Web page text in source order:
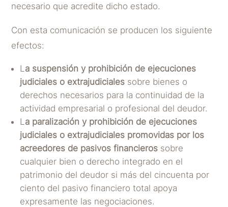
necesario que acredite dicho estado.
Con esta comunicación se producen los siguiente
efectos:
L a suspensión y prohibición de ejecuciones
judiciales o extrajudiciales sobre bienes o
derechos necesarios para la continuidad de la
actividad empresarial o profesional del deudor.
L a paralización y prohibición de ejecuciones
judiciales o extrajudiciales promovidas por los
acreedores de pasivos financieros sobre
cualquier bien o derecho integrado en el
patrimonio del deudor si más del cincuenta por
ciento del pasivo financiero total apoya
expresamente las negociaciones.